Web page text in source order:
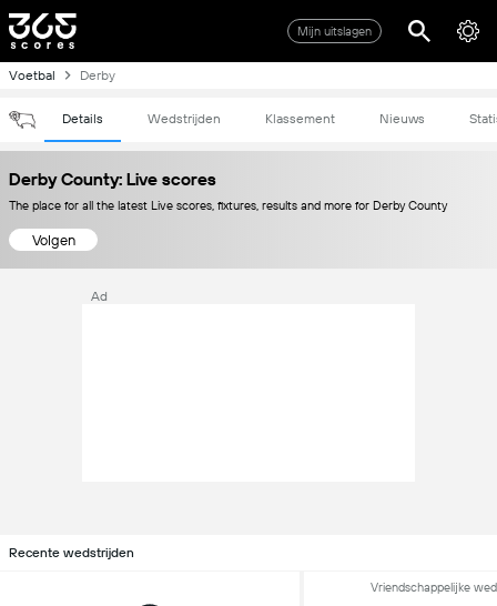
Mijn uitslagen
Voetbal Derby
Details Wedstrijden Klassement Nieuws
Derby County: Live scores
The place for all the latest Live scores, fixtures, results and more for Derby County
Volgen
Ad
Recente wedstrijden
Vriendschappelijke